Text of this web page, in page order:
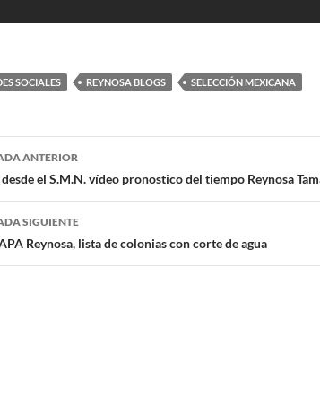
SOCIALES REYNOSA BLOGS SELECCIÓN MEXICANA
ANTERIOR
el S.M.N. vídeo pronostico del tiempo Reynosa
SIGUIENTE
Reynosa, lista de colonias con corte de agua